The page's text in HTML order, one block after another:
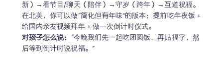
新）→看节目/聊天（陪伴）→守岁（跨年）→互道祝福。
在北美，你可以做“简化但有年味”的版本：提前吃年夜饭 +
对孩子怎么说： “今晚我们先一起吃团圆饭，再贴福字，然
后等到倒计时说祝福。”